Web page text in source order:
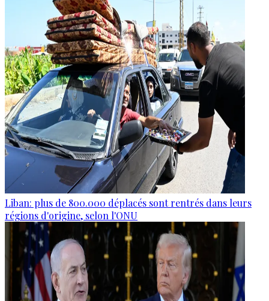
Liban: plus de 800.000 déplacés sont rentrés dans leurs
régions d'origine, selon l'ONU